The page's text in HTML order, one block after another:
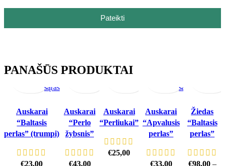
Pateikti
PANAŠŪS PRODUKTAI
krepšelįperžiūraį
norų
sąrašą
Auskarai
“Baltasis
perlas” (trumpi)
€23,00
krepšelįperžiūraį
norų
Auskarai
“Perlo
žybsnis”
€43,00
krepšelįperžiūra
Auskarai
“Perliukai”
€25,00
sąrašą
Auskarai
“Apvalusis
perlas”
€33,00
multiple
variants.
The
may
be
Žiedas
“Baltasis
perlas”
€98,00 –